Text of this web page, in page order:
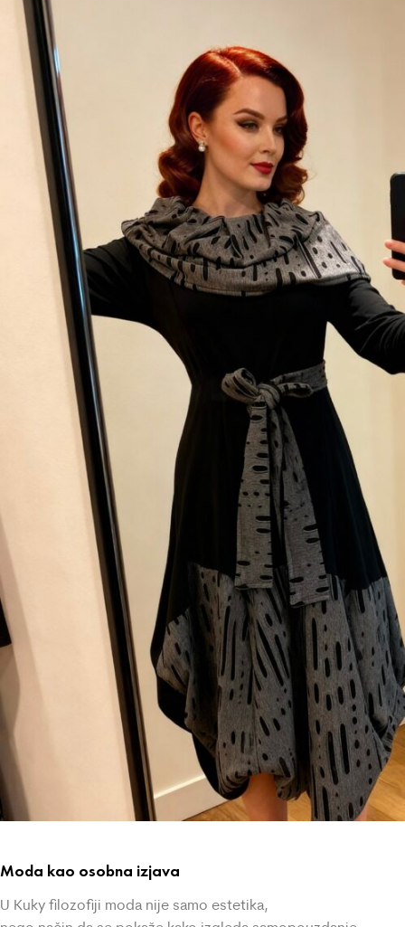
Moda kao osobna izjava
U Kuky filozofiji moda nije samo estetika,